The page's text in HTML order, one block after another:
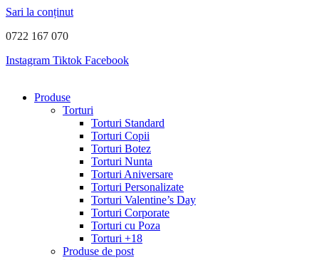
Sari la conținut
0722 167 070
Instagram Tiktok Facebook
Produse
Torturi
Torturi Standard
Torturi Copii
Torturi Botez
Torturi Nunta
Torturi Aniversare
Torturi Personalizate
Torturi Valentine’s Day
Torturi Corporate
Torturi cu Poza
Torturi +18
Produse de post